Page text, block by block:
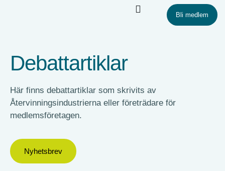
Bli medlem
Debattartiklar
Här finns debattartiklar som skrivits av
Återvinningsindustrierna eller företrädare för
medlemsföretagen.
Nyhetsbrev